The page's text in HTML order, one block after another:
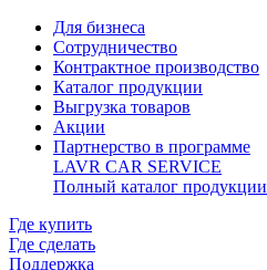
Для бизнеса
Сотрудничество
Контрактное производcтво
Каталог продукции
Выгрузка товаров
Акции
Партнерство в программе
LAVR CAR SERVICE
Полный каталог продукции
Где купить
Где сделать
Поддержка